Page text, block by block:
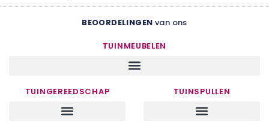
BEOORDELINGEN van ons
TUINMEUBELEN
TUINGEREEDSCHAP TUINSPULLEN